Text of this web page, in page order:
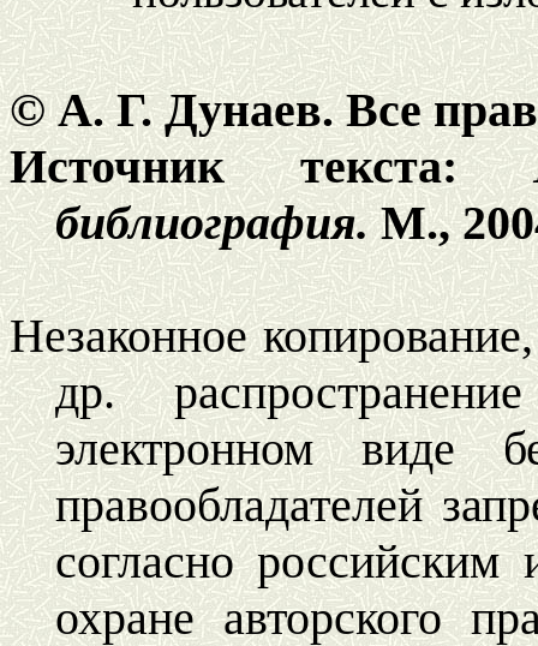
© А. Г. Дунаев. Все
Источник текста:
библиография.М.,
Незаконное
др.
электронном виде
правообладателей
согласно
охране авторского